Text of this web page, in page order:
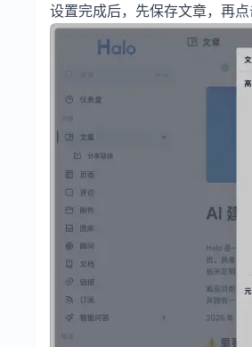
设置完成后，先保存文章，再点